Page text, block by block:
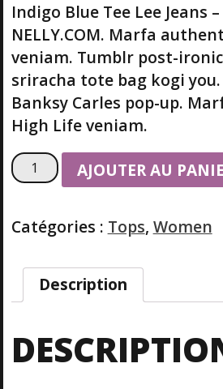
s client
Indigo Blue Tee Lee Jeans –
NELLY.COM. Marfa
veniam. Tumblr post-
sriracha tote bag kogi
Banksy Carles pop-up.
High Life veniam.
q
u
t
d
I
n
AJOUTER AU
Catégories : Tops, Women
Description